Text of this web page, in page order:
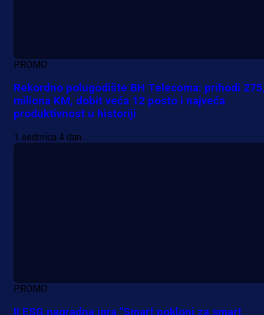
PROMO
Rekordno polugodište BH Telecoma: prihodi
miliona KM, dobit veća 12 posto i najveća
produktivnost u historiji
1 sedmica 4 dan
PROMO
II ESG nagradna igra "Smart pokloni za smart